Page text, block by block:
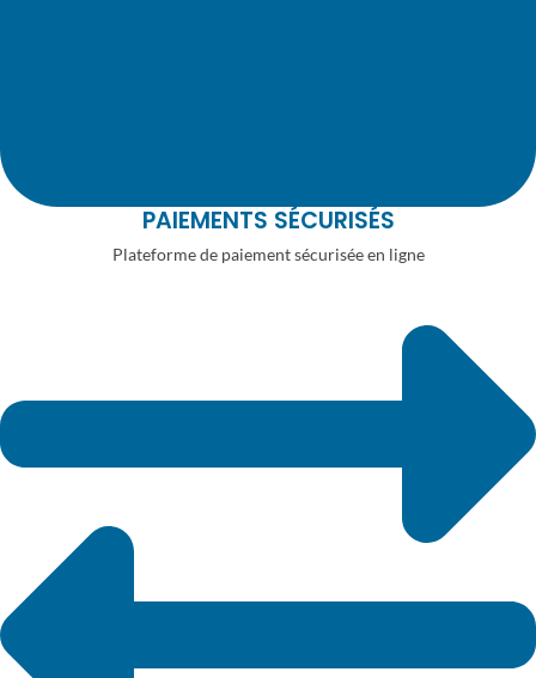
PAIEMENTS SÉCURISÉS
Plateforme de paiement sécurisée en ligne